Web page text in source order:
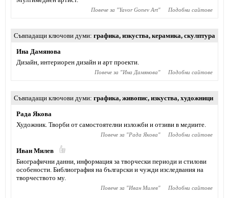
Повече за "Yavor Gonev Art" Подобни сайтове
Съвпадащи ключови думи графика, изкуства, керамика, скулптура
Ина Дамянова
Дизайн, интериорен дизайн и арт проекти.
Повече за "Ина Дамянова" Подобни сайтове
Съвпадащи ключови думи графика, живопис, изкуства, художници
Рада Якова
Художник. Творби от самостоятелни изложби и отзиви в медиите.
Повече за "Рада Якова" Подобни сайтове
Иван Милев
Биографични данни, информация за творчески периоди и стилови
особености. Библиография на български и чужди изследвания на
творчеството му.
Повече за "Иван Милев" Подобни сайтове